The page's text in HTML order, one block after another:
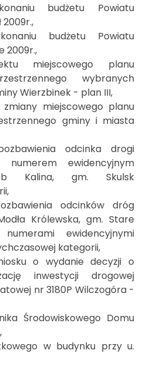
budżetu Powiatu
2009r.,
budżetu Powiatu
2009r.,
miejscowego planu
wybranych
Wierzbinek - plan III,
miejscowego planu
gminy i miasta
odcinka drogi
numerem ewidencyjnym
Kalina, gm. Skulsk
odcinków dróg
Królewska, gm. Stare
ewidencyjnymi
kategorii,
o wydanie decyzji o
inwestycji drogowej
nr 3180P Wilczogóra -
Środowiskowego Domu
w budynku przy u.